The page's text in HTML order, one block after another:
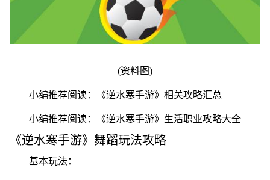
(资料图)
小编推荐阅读：《逆水寒手游》相关攻略汇总
小编推荐阅读：《逆水寒手游》生活职业攻略大全
《逆水寒手游》舞蹈玩法攻略
基本玩法：